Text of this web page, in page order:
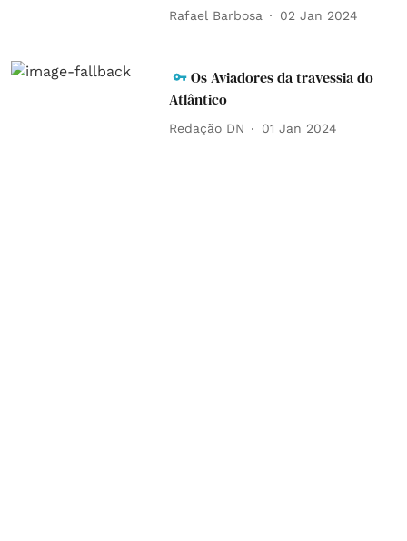
Rafael Barbosa 02 Jan 2024
Os Aviadores da travessia do
Atlântico
Redação DN 01 Jan 2024